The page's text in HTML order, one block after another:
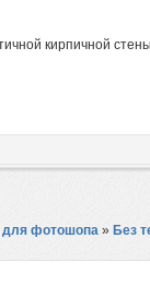
кирпичной
для фотошопа » Без